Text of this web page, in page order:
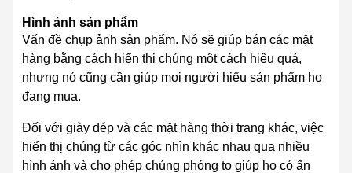
Hình ảnh sản phẩm
Vấn đề chụp ảnh sản phẩm. Nó sẽ giúp bán các mặt
hàng bằng cách hiển thị chúng một cách hiệu quả,
nhưng nó cũng cần giúp mọi người hiểu sản phẩm họ
đang mua.
Đối với giày dép và các mặt hàng thời trang khác, việc
hiển thị chúng từ các góc nhìn khác nhau qua nhiều
hình ảnh và cho phép chúng phóng to giúp họ có ấn